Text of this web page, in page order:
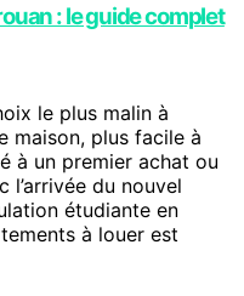
: le guide complet
le plus malin à
maison, plus facile à
à un premier achat ou
l’arrivée du nouvel
étudiante en
à louer est